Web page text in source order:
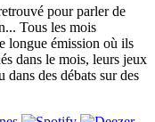
pour parler de
Tous les mois
longue émission où ils
dans le mois, leurs jeux
dans des débats sur des